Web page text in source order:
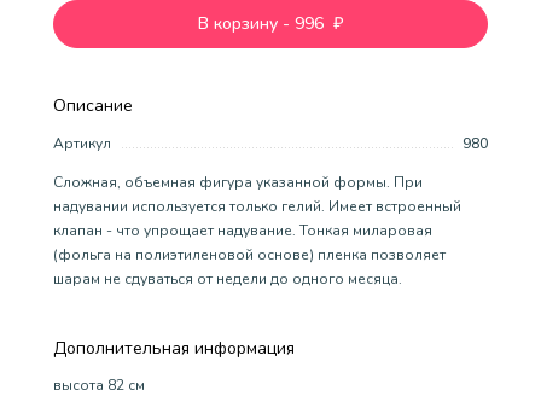
Описание
Артикул
980
Сложная, объемная фигура указанной формы. При
надувании используется только гелий. Имеет встроенный
клапан - что упрощает надувание. Тонкая миларовая
(фольга на полиэтиленовой основе) пленка позволяет
шарам не сдуваться от недели до одного месяца.
Дополнительная информация
высота 82 см
В корзину - 996 ₽